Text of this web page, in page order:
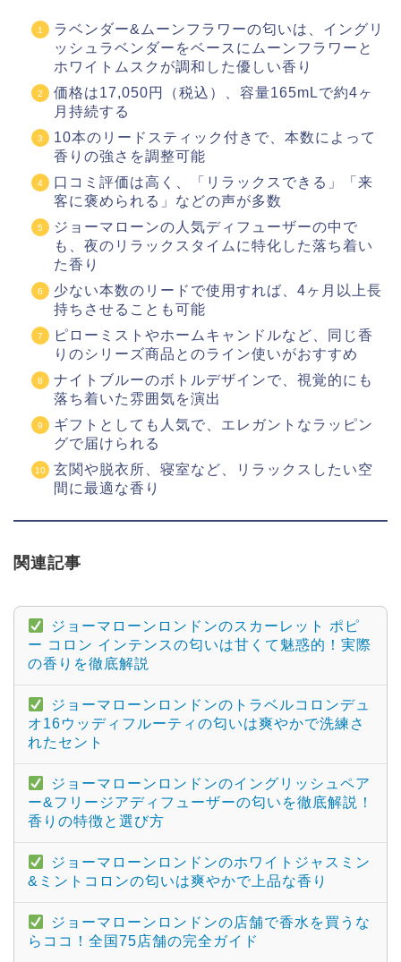
ラベンダー&ムーンフラワーの匂いは、イングリ
ッシュラベンダーをベースにムーンフラワーと
ホワイトムスクが調和した優しい香り
価格は17,050円（税込）、容量165mLで約4ヶ
月持続する
10本のリードスティック付きで、本数によって
香りの強さを調整可能
口コミ評価は高く、「リラックスできる」「来
客に褒められる」などの声が多数
ジョーマローンの人気ディフューザーの中で
も、夜のリラックスタイムに特化した落ち着い
た香り
少ない本数のリードで使用すれば、4ヶ月以上長
持ちさせることも可能
ピローミストやホームキャンドルなど、同じ香
りのシリーズ商品とのライン使いがおすすめ
ナイトブルーのボトルデザインで、視覚的にも
落ち着いた雰囲気を演出
ギフトとしても人気で、エレガントなラッピン
グで届けられる
玄関や脱衣所、寝室など、リラックスしたい空
間に最適な香り
関連記事
ジョーマローンロンドンのスカーレット ポピ
ー コロン インテンスの匂いは甘くて魅惑的！実際
の香りを徹底解説
ジョーマローンロンドンのトラベルコロンデュ
オ16ウッディフルーティの匂いは爽やかで洗練さ
れたセント
ジョーマローンロンドンのイングリッシュペア
ー&フリージアディフューザーの匂いを徹底解説！
香りの特徴と選び方
ジョーマローンロンドンのホワイトジャスミン
&ミントコロンの匂いは爽やかで上品な香り
ジョーマローンロンドンの店舗で香水を買うな
らココ！全国75店舗の完全ガイド